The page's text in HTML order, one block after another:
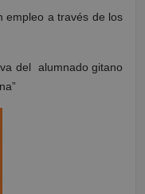
empleo a través de los
del alumnado gitano